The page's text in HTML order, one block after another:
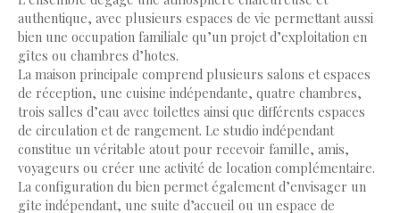
authentique, avec plusieurs espaces de vie permettant aussi
bien une occupation familiale qu’un projet d’exploitation en
gîtes ou chambres d’hotes.
La maison principale comprend plusieurs salons et espaces
de réception, une cuisine indépendante, quatre chambres,
trois salles d’eau avec toilettes ainsi que différents espaces
de circulation et de rangement. Le studio indépendant
constitue un véritable atout pour recevoir famille, amis,
voyageurs ou créer une activité de location complémentaire.
La configuration du bien permet également d’envisager un
gîte indépendant, une suite d’accueil ou un espace de